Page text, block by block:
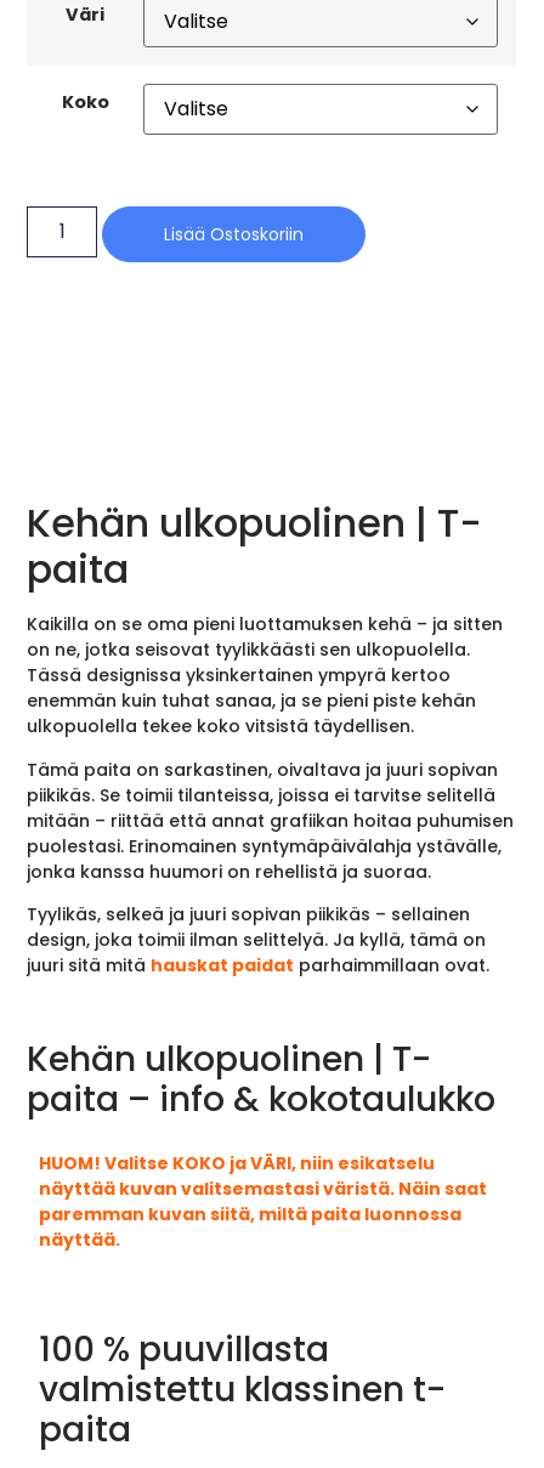
Väri
Koko
Lisää Ostoskoriin
Kehän ulkopuolinen | T-
paita
Kaikilla on se oma pieni luottamuksen kehä – ja sitten
on ne, jotka seisovat tyylikkäästi sen ulkopuolella.
Tässä designissa yksinkertainen ympyrä kertoo
enemmän kuin tuhat sanaa, ja se pieni piste kehän
ulkopuolella tekee koko vitsistä täydellisen.
Tämä paita on sarkastinen, oivaltava ja juuri sopivan
piikikäs. Se toimii tilanteissa, joissa ei tarvitse selitellä
mitään – riittää että annat grafiikan hoitaa puhumisen
puolestasi. Erinomainen syntymäpäivälahja ystävälle,
jonka kanssa huumori on rehellistä ja suoraa.
Tyylikäs, selkeä ja juuri sopivan piikikäs – sellainen
design, joka toimii ilman selittelyä. Ja kyllä, tämä on
juuri sitä mitä hauskat paidat parhaimmillaan ovat.
Kehän ulkopuolinen | T-
paita – info & kokotaulukko
HUOM! Valitse KOKO ja VÄRI, niin esikatselu
näyttää kuvan valitsemastasi väristä. Näin saat
paremman kuvan siitä, miltä paita luonnossa
näyttää.
100 % puuvillasta
valmistettu klassinen t-
paita